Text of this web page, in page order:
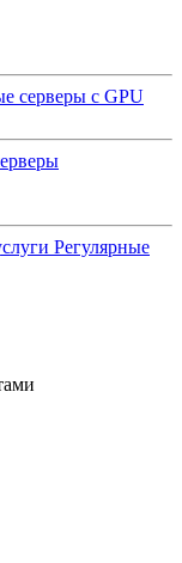
серверы с GPU
Регулярные